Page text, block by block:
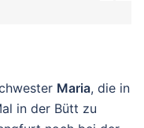
Maria, die in
in der Bütt zu